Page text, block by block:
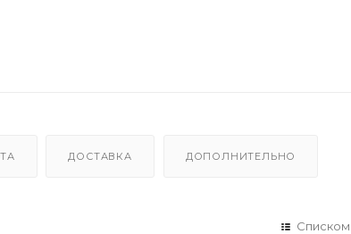
ДОСТАВКА ДОПОЛНИТЕЛЬНО
Списком